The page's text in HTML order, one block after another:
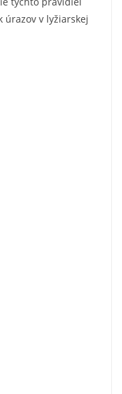
v lyžiarskej